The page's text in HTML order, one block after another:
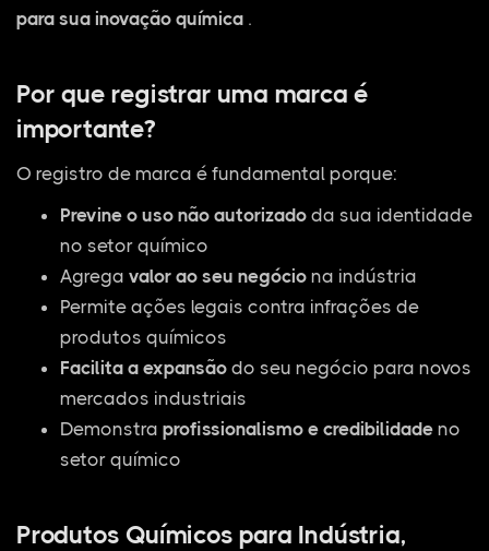
para sua inovação química .
Por que registrar uma marca é
importante?
O registro de marca é fundamental porque:
Previne o uso não autorizado da sua identidade
no setor químico
Agrega valor ao seu negócio na indústria
Permite ações legais contra infrações de
produtos químicos
Facilita a expansão do seu negócio para novos
mercados industriais
Demonstra profissionalismo e credibilidade no
setor químico
Produtos Químicos para Indústria,